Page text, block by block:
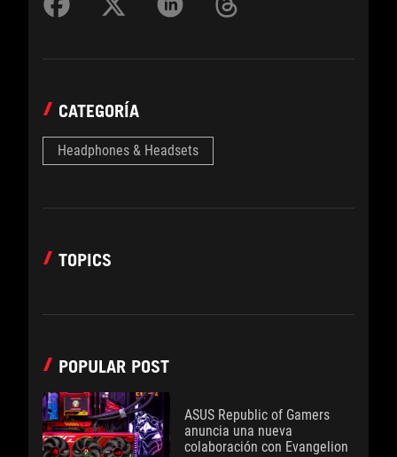
CATEGORÍA
Headphones & Headsets
TOPICS
POPULAR POST
ASUS Republic of Gamers
anuncia una nueva
colaboración con Evangelion